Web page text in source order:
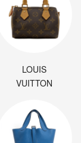
LOUIS
VUITTON